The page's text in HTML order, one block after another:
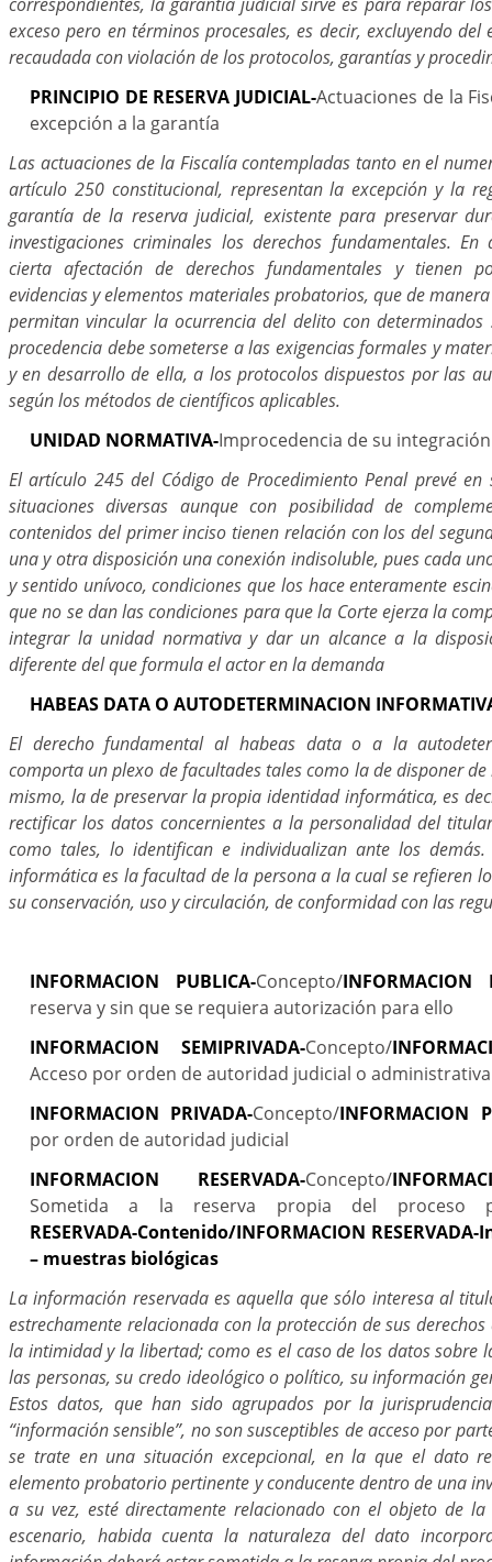
exceso pero en términos procesales, es decir, excluyendo del
recaudada con violación de los protocolos, garantías y
PRINCIPIO DE RESERVA JUDICIAL-Actuaciones de la
excepción a la garantía
Las actuaciones de la Fiscalía contempladas tanto en el
artículo 250 constitucional, representan la excepción y la
garantía de la reserva judicial, existente para preservar
investigaciones criminales los derechos fundamentales.
cierta afectación de derechos fundamentales y tienen
evidencias y elementos materiales probatorios, que de
permitan vincular la ocurrencia del delito con determinados
procedencia debe someterse a las exigencias formales y
y en desarrollo de ella, a los protocolos dispuestos por las
según los métodos de científicos aplicables.
UNIDAD NORMATIVA-Improcedencia de su integración
El artículo 245 del Código de Procedimiento Penal prevé en
situaciones diversas aunque con posibilidad de
contenidos del primer inciso tienen relación con los del
una y otra disposición una conexión indisoluble, pues cada
y sentido unívoco, condiciones que los hace enteramente
que no se dan las condiciones para que la Corte ejerza la
integrar la unidad normativa y dar un alcance a la
diferente del que formula el actor en la demanda
HABEAS DATA O AUTODETERMINACION
El derecho fundamental al habeas data o a la
comporta un plexo de facultades tales como la de disponer
mismo, la de preservar la propia identidad informática, es
rectificar los datos concernientes a la personalidad del
como tales, lo identifican e individualizan ante los demás.
informática es la facultad de la persona a la cual se refieren
su conservación, uso y circulación, de conformidad con las
INFORMACION PUBLICA-Concepto/INFORMACION
reserva y sin que se requiera autorización para ello
INFORMACION SEMIPRIVADA-Concepto/
Acceso por orden de autoridad judicial o administrativa
INFORMACION PRIVADA-Concepto/INFORMACION
por orden de autoridad judicial
INFORMACION RESERVADA-Concepto/
Sometida a la reserva propia del proceso
RESERVADA-Contenido/INFORMACION
– muestras biológicas
La información reservada es aquella que sólo interesa al
estrechamente relacionada con la protección de sus
la intimidad y la libertad; como es el caso de los datos sobre
las personas, su credo ideológico o político, su información
Estos datos, que han sido agrupados por la
“información sensible”, no son susceptibles de acceso por
se trate en una situación excepcional, en la que el dato
elemento probatorio pertinente y conducente dentro de una
a su vez, esté directamente relacionado con el objeto de
escenario, habida cuenta la naturaleza del dato